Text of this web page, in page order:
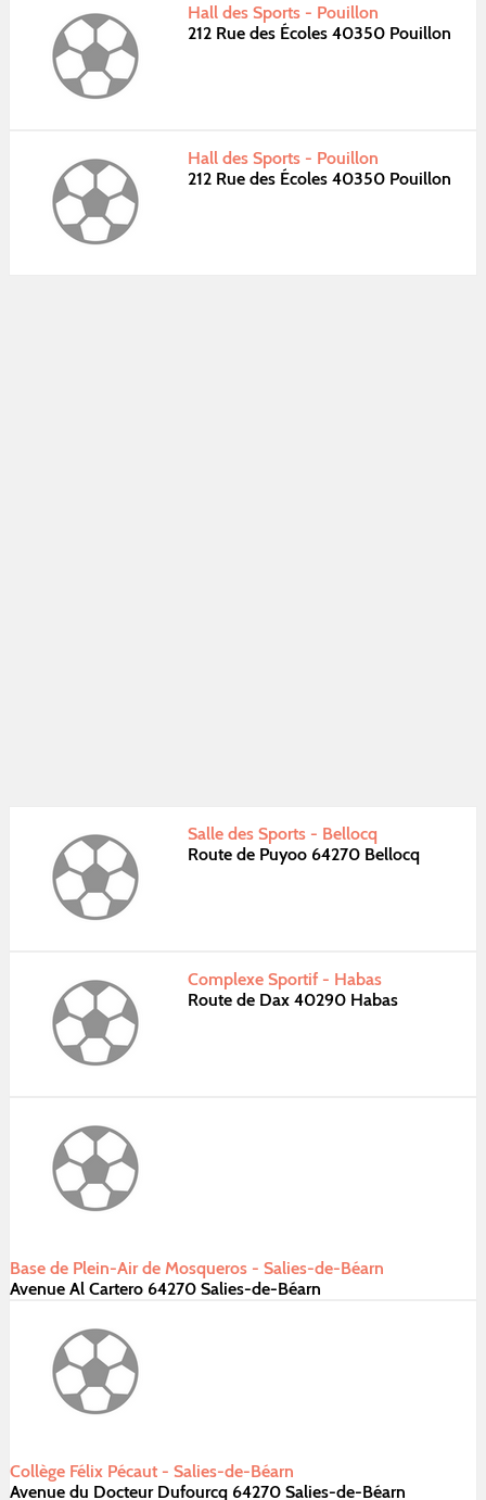
Hall des Sports - Pouillon
212 Rue des Écoles 40350 Pouillon
Hall des Sports - Pouillon
212 Rue des Écoles 40350 Pouillon
Salle des Sports - Bellocq
Route de Puyoo 64270 Bellocq
Complexe Sportif - Habas
Route de Dax 40290 Habas
Base de Plein-Air de Mosqueros - Salies-de-Béarn
Avenue Al Cartero 64270 Salies-de-Béarn
Collège Félix Pécaut - Salies-de-Béarn
Avenue du Docteur Dufourcq 64270 Salies-de-Béarn